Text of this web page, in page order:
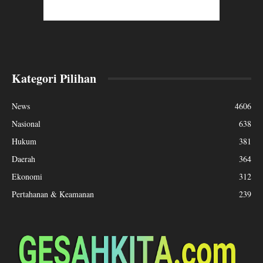
Kategori Pilihan
News
4606
Nasional
638
Hukum
381
Daerah
364
Ekonomi
312
Pertahanan & Keamanan
239